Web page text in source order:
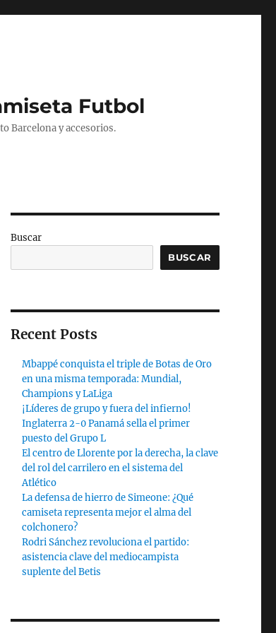
Futbol
Barcelona y accesorios.
Buscar
BUSCAR
Recent Posts
Mbappé conquista el triple de Botas de Oro
en una misma temporada: Mundial,
Champions y LaLiga
¡Líderes de grupo y fuera del infierno!
Inglaterra 2-0 Panamá sella el primer
puesto del Grupo L
El centro de Llorente por la derecha, la clave
del rol del carrilero en el sistema del
Atlético
La defensa de hierro de Simeone: ¿Qué
camiseta representa mejor el alma del
colchonero?
Rodri Sánchez revoluciona el partido:
asistencia clave del mediocampista
suplente del Betis